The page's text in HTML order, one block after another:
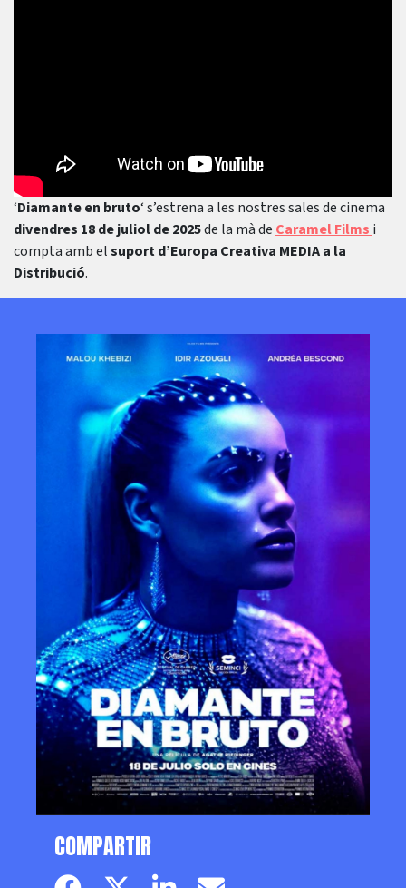
‘Diamante en bruto‘ s’estrena a les nostres sales de cinema
divendres 18 de juliol de 2025de la mà de Caramel Films i
compta amb elsuport d’Europa Creativa MEDIA a la
Distribució.
COMPARTIR